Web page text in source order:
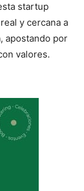
startup
y cercana a
apostando por
valores.